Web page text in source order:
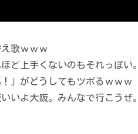
歌ｗｗｗ
ど上手くないのもそれっぽい。
！」がどうしてもツボるｗｗｗ
いよ大阪。みんなで行こうぜ。